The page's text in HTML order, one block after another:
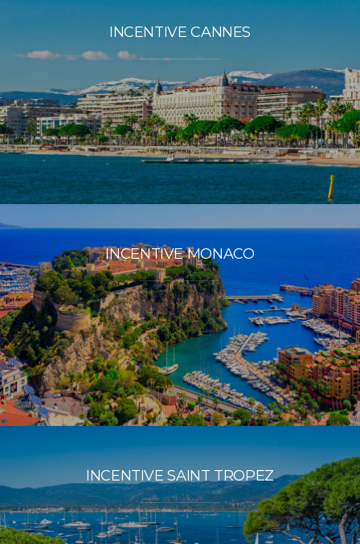
INCENTIVE CANNES
INCENTIVE MONACO
INCENTIVE SAINT TROPEZ